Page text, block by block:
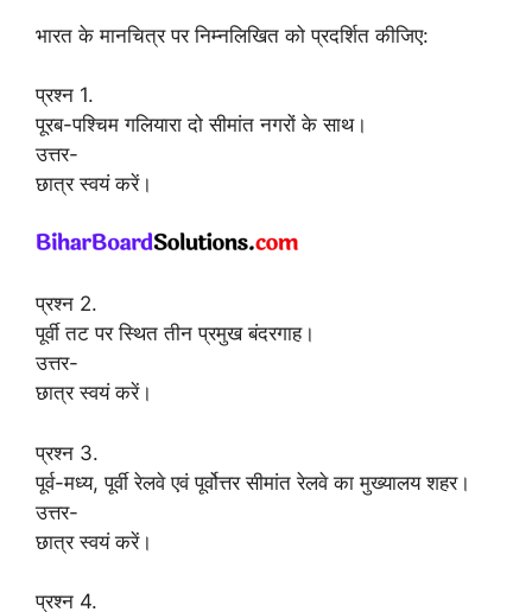
भारत के मानचित्र पर निम्नलिखित को प्रदर्शित कीजिए:
प्रश्न 1.
पूरब-पश्चिम गलियारा दो सीमांत नगरों के साथ।
उत्तर-
छात्र स्वयं करें।
प्रश्न 2.
पूर्वी तट पर स्थित तीन प्रमुख बंदरगाह।
उत्तर-
छात्र स्वयं करें।
प्रश्न 3.
पूर्व-मध्य, पूर्वी रेलवे एवं पूर्वोत्तर सीमांत रेलवे का मुख्यालय शहर।
उत्तर-
छात्र स्वयं करें।
प्रश्न 4.